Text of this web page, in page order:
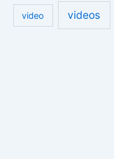
video videos